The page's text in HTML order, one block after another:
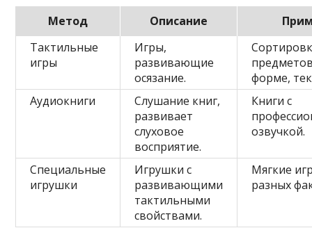
Метод Описание
Тактильные
игры
Игры,
развивающие
осязание.
форме,
Аудиокниги
Слушание книг,
развивает
слуховое
восприятие.
Книги с
озвучкой.
Специальные
игрушки
Игрушки с
развивающими
тактильными
свойствами.
Мягкие
разных